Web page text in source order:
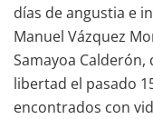
días de angustia e
Manuel Vázquez
Samayoa
libertad el pasado
encontrados con